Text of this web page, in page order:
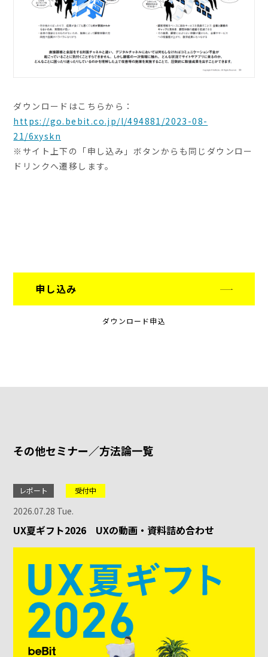
ダウンロードはこちらから：
https://go.bebit.co.jp/l/494881/2023-08-
21/6xyskn
※サイト上下の「申し込み」ボタンからも同じダウンロー
ドリンクへ遷移します。
申し込み
ダウンロード申込
その他セミナー／方法論一覧
レポート 受付中
2026.07.28 Tue.
UX夏ギフト2026 UXの動画・資料詰め合わせ